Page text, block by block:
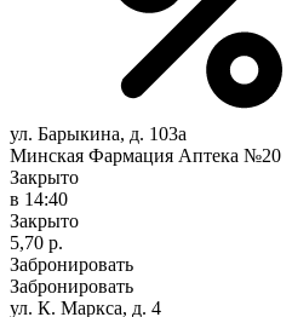
ул. Барыкина, д. 103а
Минская Фармация Аптека №20
Закрыто
в 14:40
Закрыто
5,70 р.
Забронировать
Забронировать
ул. К. Маркса, д. 4